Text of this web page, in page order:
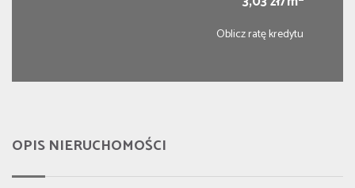
Oblicz ratę kredytu
OPIS NIERUCHOMOŚCI